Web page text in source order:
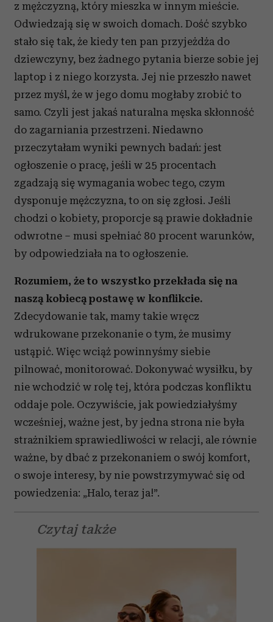
Partnerzy mogą połączyć te informacje z innymi danymi
otrzymanymi od Ciebie lub uzyskanymi podczas
korzystania z ich usług.
z mężczyzną, który mieszka w innym mieście.
Odwiedzają się w swoich domach. Dość szybko
stało się tak, że kiedy ten pan przyjeżdża do
dziewczyny, bez żadnego pytania bierze sobie jej
laptop i z niego korzysta. Jej nie przeszło nawet
przez myśl, że w jego domu mogłaby zrobić to
samo. Czyli jest jakaś naturalna męska skłonność
do zagarniania przestrzeni. Niedawno
przeczytałam wyniki pewnych badań: jest
ogłoszenie o pracę, jeśli w 25 procentach
zgadzają się wymagania wobec tego, czym
dysponuje mężczyzna, to on się zgłosi. Jeśli
chodzi o kobiety, proporcje są prawie dokładnie
odwrotne – musi spełniać 80 procent warunków,
by odpowiedziała na to ogłoszenie.
Rozumiem, że to wszystko przekłada się na
naszą kobiecą postawę w konflikcie.
Zdecydowanie tak, mamy takie wręcz
wdrukowane przekonanie o tym, że musimy
ustąpić. Więc wciąż powinnyśmy siebie
pilnować, monitorować. Dokonywać wysiłku, by
nie wchodzić w rolę tej, która podczas konfliktu
oddaje pole. Oczywiście, jak powiedziałyśmy
wcześniej, ważne jest, by jedna strona nie była
strażnikiem sprawiedliwości w relacji, ale równie
ważne, by dbać z przekonaniem o swój komfort,
o swoje interesy, by nie powstrzymywać się od
powiedzenia: „Halo, teraz ja!”.
Czytaj także